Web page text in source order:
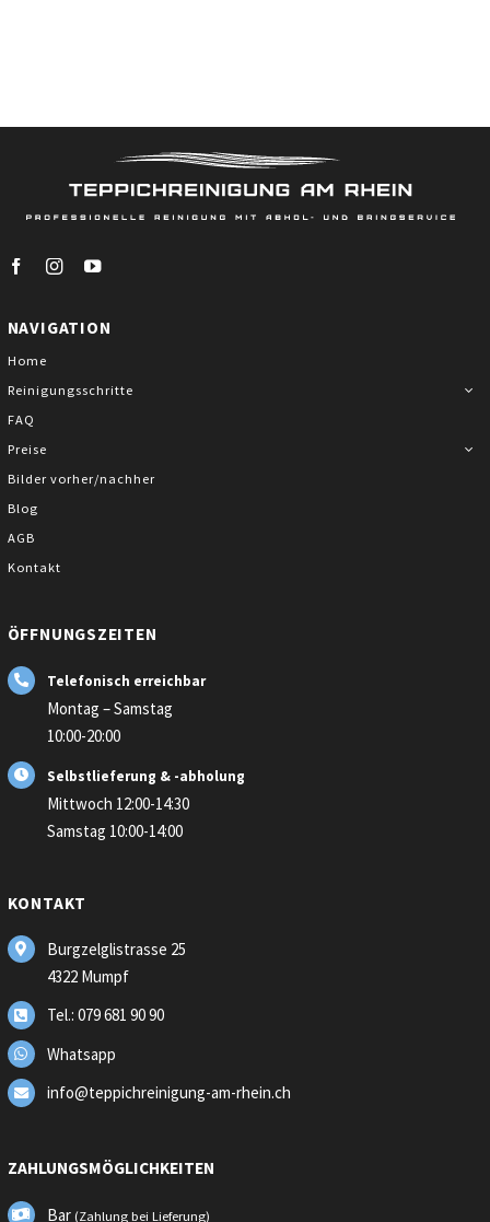
NAVIGATION
Home
Reinigungsschritte
FAQ
Preise
Bilder vorher/nachher
Blog
AGB
Kontakt
ÖFFNUNGSZEITEN
Telefonisch erreichbar
Montag – Samstag
10:00-20:00
Selbstlieferung & -abholung
Mittwoch 12:00-14:30
Samstag 10:00-14:00
KONTAKT
Burgzelglistrasse 25
4322 Mumpf
Tel.: 079 681 90 90
Whatsapp
info@teppichreinigung-am-rhein.ch
ZAHLUNGSMÖGLICHKEITEN
Bar (Zahlung bei Lieferung)